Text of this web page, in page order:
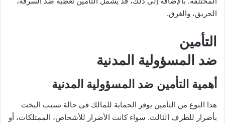
الحريق، والغرق.
التأمين
ضد المسؤولية المدنية
أهمية التأمين ضد المسؤولية المدنية
هذا النوع من التأمين يوفر الحماية للمالك في حالة تسبب اليخت
بأضرار للطرف الثالث. سواء كانت الأضرار للأشخاص، الممتلكات، أو